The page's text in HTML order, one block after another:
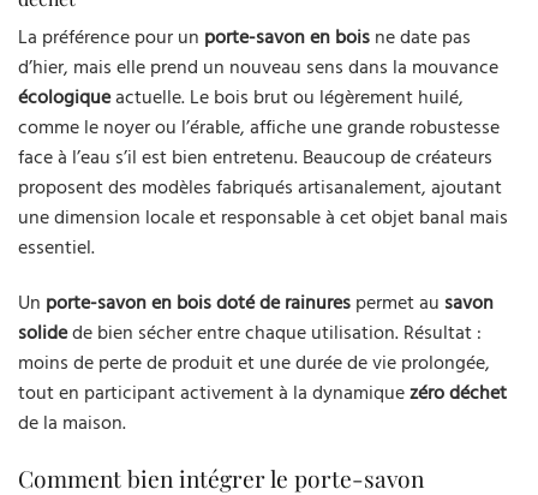
La préférence pour un porte-savon en bois ne date pas
d’hier, mais elle prend un nouveau sens dans la mouvance
écologiqueactuelle. Le bois brut ou légèrement huilé,
comme le noyer ou l’érable, affiche une grande robustesse
face à l’eau s’il est bien entretenu. Beaucoup de créateurs
proposent des modèles fabriqués artisanalement, ajoutant
une dimension locale et responsable à cet objet banal mais
essentiel.
Un porte-savon en bois doté de rainures permet au savon
solidede bien sécher entre chaque utilisation. Résultat :
moins de perte de produit et une durée de vie prolongée,
tout en participant activement à la dynamiquezéro déchet
de la maison.
Comment bien intégrer le porte-savon